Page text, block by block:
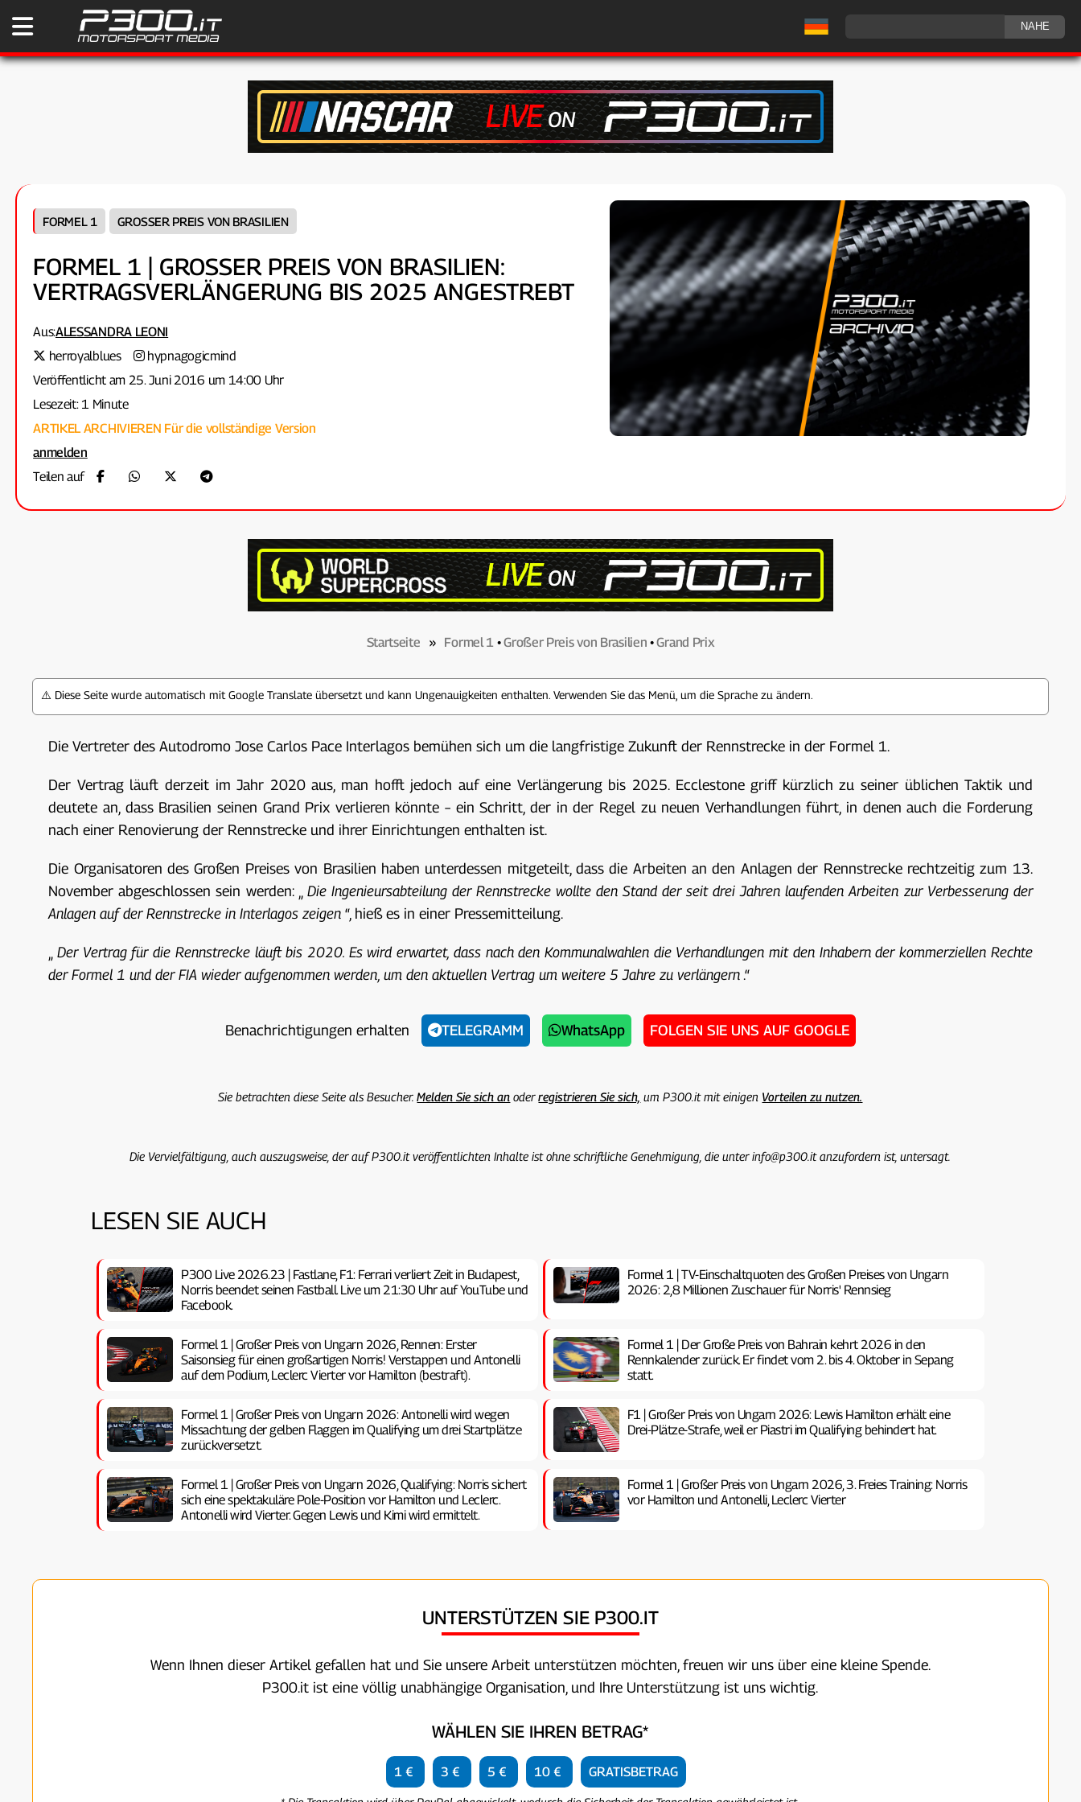
FORMEL 1 GROSSER PREIS VON BRASILIEN
FORMEL 1 | GROSSER PREIS VON BRASILIEN: V
ERTRAGSVERLÄNGERUNG BIS 2025 ANGESTREBT
Aus:ALESSANDRA LEONI
herroyalblues
hypnagogicmind
Veröffentlicht am 25. Juni 2016 um 14:00 Uhr
Lesezeit: 1 Minute
ARTIKEL ARCHIVIEREN Für die vollständige Version
anmelden
Teilen auf
Startseite » Formel 1 •Großer Preis von Brasilien •Grand Prix
⚠️ Diese Seite wurde automatisch mit Google Translate übersetzt und kann Ungenauigkeiten enthalten. Verwenden Sie das Menü, um die Sprache zu ändern.
Die Vertreter des Autodromo Jose Carlos Pace Interlagos bemühen sich um die langfristige Zukunft der Rennstrecke in der Formel 1.
Der Vertrag läuft derzeit im Jahr 2020 aus, man hofft jedoch auf eine Verlängerung bis 2025. Ecclestone griff kürzlich zu seiner üblichen Taktik und
deutete an, dass Brasilien seinen Grand Prix verlieren könnte – ein Schritt, der in der Regel zu neuen Verhandlungen führt, in denen auch die Forderung
nach einer Renovierung der Rennstrecke und ihrer Einrichtungen enthalten ist.
Die Organisatoren des Großen Preises von Brasilien haben unterdessen mitgeteilt, dass die Arbeiten an den Anlagen der Rennstrecke rechtzeitig zum 13.
November abgeschlossen sein werden: „ Die Ingenieursabteilung der Rennstrecke wollte den Stand der seit drei Jahren laufenden Arbeiten zur Verbesserung der
Anlagen auf der Rennstrecke in Interlagos zeigen “, hieß es in einer Pressemitteilung.
„Der Vertrag für die Rennstrecke läuft bis 2020. Es wird erwartet, dass nach den Kommunalwahlen die Verhandlungen mit den Inhabern der kommerziellen Rechte
der Formel 1 und der FIA wieder aufgenommen werden, um den aktuellen Vertrag um weitere 5 Jahre zu verlängern .“
Benachrichtigungen erhalten TELEGRAMM WhatsApp FOLGEN SIE UNS AUF GOOGLE
Sie betrachten diese Seite als Besucher.Melden Sie sich an oderregistrieren Sie sich, um P300.it mit einigen Vorteilen zu nutzen.
Die Vervielfältigung, auch auszugsweise, der auf P300.it veröffentlichten Inhalte ist ohne schriftliche Genehmigung, die unter info@p300.it anzufordern ist, untersagt.
LESEN SIE AUCH
P300 Live 2026.23 | Fastlane, F1: Ferrari verliert Zeit in Budapest,
Norris beendet seinen Fastball. Live um 21:30 Uhr auf YouTube und
Facebook.
Formel 1 | TV-Einschaltquoten des Großen Preises von Ungarn
2026: 2,8 Millionen Zuschauer für Norris' Rennsieg
Formel 1 | Großer Preis von Ungarn 2026, Rennen: Erster
Saisonsieg für einen großartigen Norris! Verstappen und Antonelli
auf dem Podium, Leclerc Vierter vor Hamilton (bestraft).
Formel 1 | Der Große Preis von Bahrain kehrt 2026 in den
Rennkalender zurück. Er findet vom 2. bis 4. Oktober in Sepang
statt.
Formel 1 | Großer Preis von Ungarn 2026: Antonelli wird wegen
Missachtung der gelben Flaggen im Qualifying um drei Startplätze
zurückversetzt.
F1 | Großer Preis von Ungarn 2026: Lewis Hamilton erhält eine
Drei-Plätze-Strafe, weil er Piastri im Qualifying behindert hat.
Formel 1 | Großer Preis von Ungarn 2026, Qualifying: Norris sichert
sich eine spektakuläre Pole-Position vor Hamilton und Leclerc.
Antonelli wird Vierter. Gegen Lewis und Kimi wird ermittelt.
Formel 1 | Großer Preis von Ungarn 2026, 3. Freies Training: Norris
vor Hamilton und Antonelli, Leclerc Vierter
UNTERSTÜTZEN SIE P300.IT
Wenn Ihnen dieser Artikel gefallen hat und Sie unsere Arbeit unterstützen möchten, freuen wir uns über eine kleine Spende.
P300.it ist eine völlig unabhängige Organisation, und Ihre Unterstützung ist uns wichtig.
WÄHLEN SIE IHREN BETRAG*
1 € 3 € 5 € 10 € GRATISBETRAG